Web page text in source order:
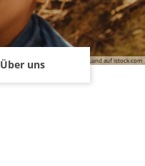
© Jacob Lund auf istock.com
Über uns